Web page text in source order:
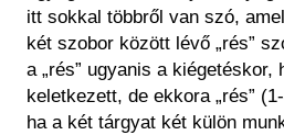
itt sokkal többről van szó,
két szobor között lévő „rés”
a „rés” ugyanis a kiégetéskor,
keletkezett, de ekkora „rés”
ha a két tárgyat két külön